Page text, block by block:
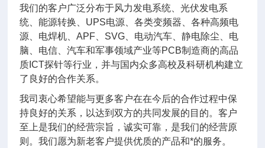
我们的客户广泛分布于风力发电系统、光伏发电系
统、能源转换、UPS电源、各类变频器、各种高频电
源、电焊机、APF、SVG、电动汽车、静电除尘、电
脑、电信、汽车和军事领域产业等PCB制造商的高品
质ICT探针等行业，并与国内众多高校及科研机构建立
了良好的合作关系。
我司衷心希望能与更多客户在在今后的合作过程中保
持良好的关系，以达到双方的共同发展的目的。客户
至上是我们的经营宗旨，诚实可靠，是我们的经营原
则。我们愿为新老客户提供优质的产品和*的服务。